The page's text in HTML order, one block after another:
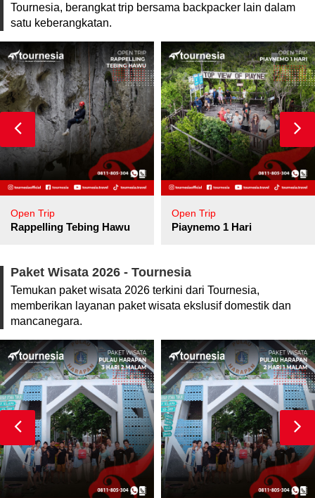
Tournesia, berangkat trip bersama backpacker lain dalam
satu keberangkatan.
Open Trip
Rappelling Tebing Hawu
Open Trip
Piaynemo 1 Hari
Paket Wisata 2026 - Tournesia
Temukan paket wisata 2026 terkini dari Tournesia,
memberikan layanan paket wisata ekslusif domestik dan
mancanegara.